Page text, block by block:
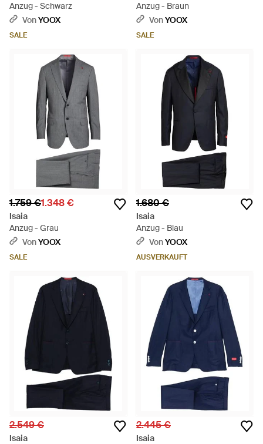
Anzug - Schwarz
VonYOOX
SALE
Anzug - Braun
VonYOOX
SALE
1.759 €1.348 €
Isaia
Anzug - Grau
VonYOOX
SALE
1.680 €
Isaia
Anzug - Blau
VonYOOX
AUSVERKAUFT
2.549 €
Isaia
2.445 €
Isaia